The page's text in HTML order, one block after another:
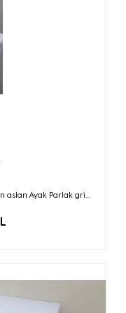
aslan Ayak Parlak gri...